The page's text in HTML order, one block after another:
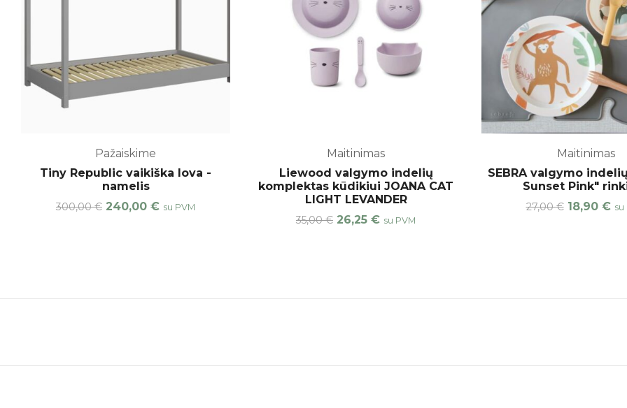
Pažaiskime
Tiny Republic vaikiška lova -
namelis
300,00€ 240,00 € su PVM
Maitinimas
Liewood valgymo indelių
komplektas kūdikiui JOANA CAT
LIGHT LEVANDER
35,00€ 26,25 € su PVM
Maitinimas
SEBRA valgymo
Sunset Pink"
27,00€ 18,90 € su